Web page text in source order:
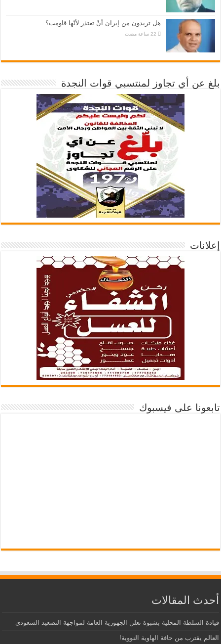
هل تريدون من إيران أنْ تعتذر لأنّها قاومت؟
بلغ عن أي تجاوز لمنتسبي قوات النجدة
إعلانات
تابعونا على فيسبوك
أحدث المقالات
قيادة السلطة المحلية بشبوة تعلن الجهوزية العامة لمواجهة التصعيد السعودي
العالم يقترب من حافة الهاوية النووية!